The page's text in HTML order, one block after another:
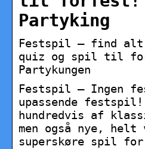
Partyking
Festspil – find
quiz og spil til
Partykungen
Festspil – Ingen
upassende
hundredvis af
men også nye,
superskøre spil